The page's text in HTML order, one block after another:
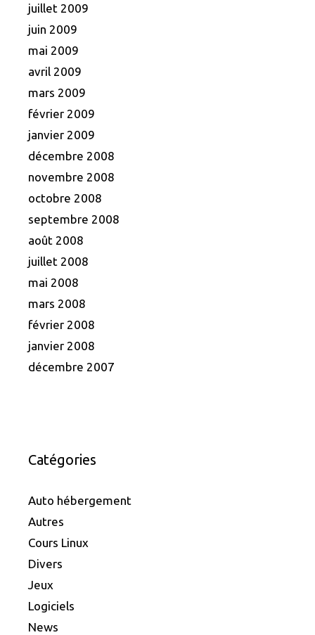
juillet 2009
juin 2009
mai 2009
avril 2009
mars 2009
février 2009
janvier 2009
décembre 2008
novembre 2008
octobre 2008
septembre 2008
août 2008
juillet 2008
mai 2008
mars 2008
février 2008
janvier 2008
décembre 2007
Catégories
Auto hébergement
Autres
Cours Linux
Divers
Jeux
Logiciels
News